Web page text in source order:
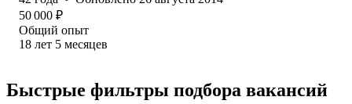
50 000 ₽
Общий опыт
18 лет 5 месяцев
Быстрые фильтры подбора вакансий